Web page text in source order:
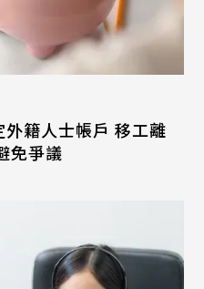
籍人士帳戶 移工離
免爭議